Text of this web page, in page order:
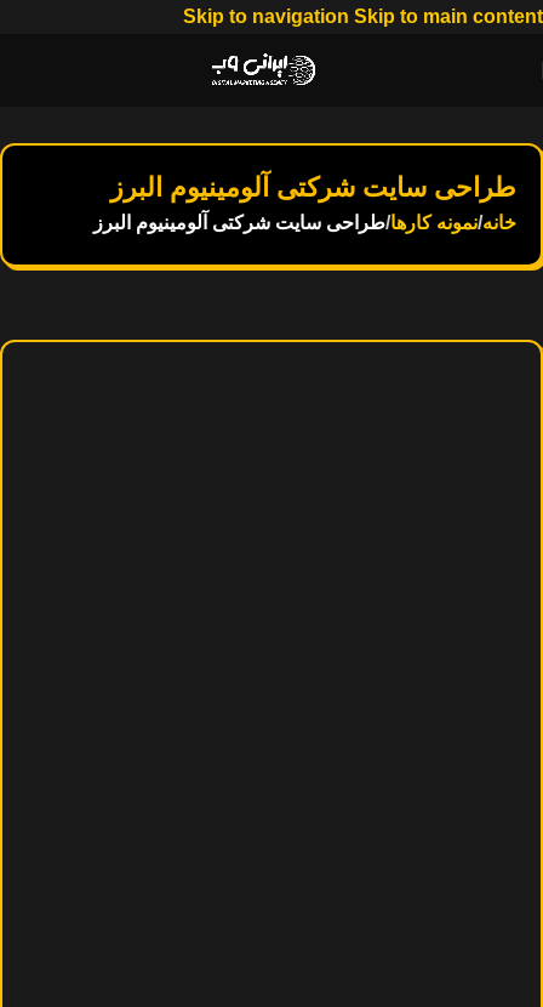
Skip to navigation Skip to main content
طراحی سایت شرکتی آلومینیوم البرز
خانه/نمونه کارها/طراحی سایت شرکتی آلومینیوم البرز